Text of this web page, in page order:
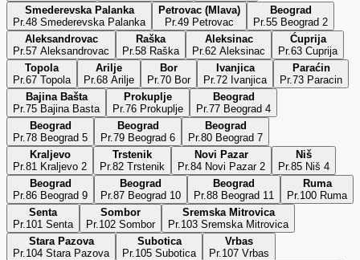
Smederevska Palanka
Pr.48 Smederevska Palanka
Petrovac (Mlava)
Pr.49 Petrovac
Beograd
Pr.55 Beograd 2
Aleksandrovac
Pr.57 Aleksandrovac
Raška
Pr.58 Raška
Aleksinac
Pr.62 Aleksinac
Ćuprija
Pr.63 Cuprija
Topola
Pr.67 Topola
Arilje
Pr.68 Arilje
Bor
Pr.70 Bor
Ivanjica
Pr.72 Ivanjica
Paraćin
Pr.73 Paracin
Bajina Bašta
Pr.75 Bajina Basta
Prokuplje
Pr.76 Prokuplje
Beograd
Pr.77 Beograd 4
Beograd
Pr.78 Beograd 5
Beograd
Pr.79 Beograd 6
Beograd
Pr.80 Beograd 7
Kraljevo
Pr.81 Kraljevo 2
Trstenik
Pr.82 Trstenik
Novi Pazar
Pr.84 Novi Pazar 2
Niš
Pr.85 Niš 4
Beograd
Pr.86 Beograd 9
Beograd
Pr.87 Beograd 10
Beograd
Pr.88 Beograd 11
Ruma
Pr.100 Ruma
Senta
Pr.101 Senta
Sombor
Pr.102 Sombor
Sremska Mitrovica
Pr.103 Sremska Mitrovica
Stara Pazova
Pr.104 Stara Pazova
Subotica
Pr.105 Subotica
Vrbas
Pr.107 Vrbas